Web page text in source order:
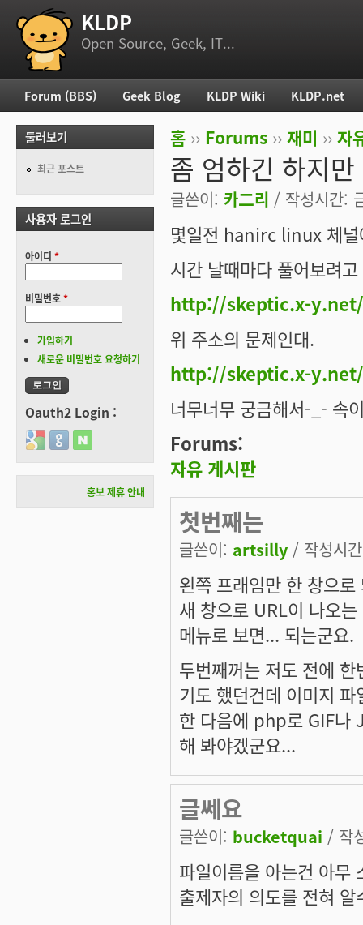
부 메뉴 KLDP
Open Source, Geek, IT...
현재 위치
홈 ›› Forums ›› 재미 ›› 자
좀 엄하긴 하지
글쓴이: 카二리 / 작성시간:
몇일전 hanirc linux 체널
시간 날때마다 풀어보려
http://skeptic.x-
위 주소의 문제인대.
http://skeptic.x-
너무너무 궁금해서-_- 속
Forums:
자유 게시판
첫번째는
글쓴이: artsilly / 작성시
왼쪽 프래임만 한 창으
새 창으로 URL이 나오
메뉴로 보면... 되는군요.
두번째꺼는 저도 전에
기도 했던건데 이미지
한 다음에 php로 GIF나
해 봐야겠군요...
글쎄요
글쓴이: bucketquai / 작
파일이름을 아는건 아무
출제자의 의도를 전혀 알
주 메뉴
Forum (BBS) Geek Blog KLDP Wiki KLDP.net
둘러보기
최근 포스트
사용자 로그인
아이디 *
비밀번호*
가입하기
새로운 비밀번호 요청하기
Oauth2 Login :
Login with Google
Login with GitHub
Login with Naver
홍보 제휴 안내